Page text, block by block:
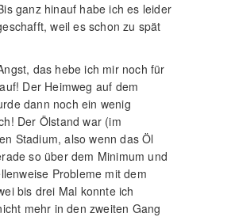
ganz hinauf habe ich es leider
weil es schon zu spät
das hebe ich mir noch für
Der Heimweg auf dem
dann noch ein wenig
Der Ölstand war (im
Stadium, also wenn das Öl
so über dem Minimum und
Probleme mit dem
bis drei Mal konnte ich
mehr in den zweiten Gang